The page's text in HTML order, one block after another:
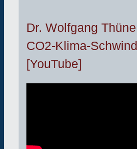
Dr. Wolfgang
CO2-Klima-
[YouTube]